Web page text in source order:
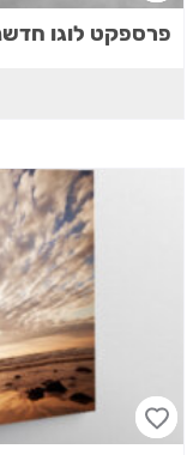
פרספקט לוגו